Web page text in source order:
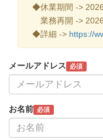
◆休業期間 -> 2026
業務再開 -> 2026
◆詳細 -> https://
メールアドレス 必須
お名前 必須